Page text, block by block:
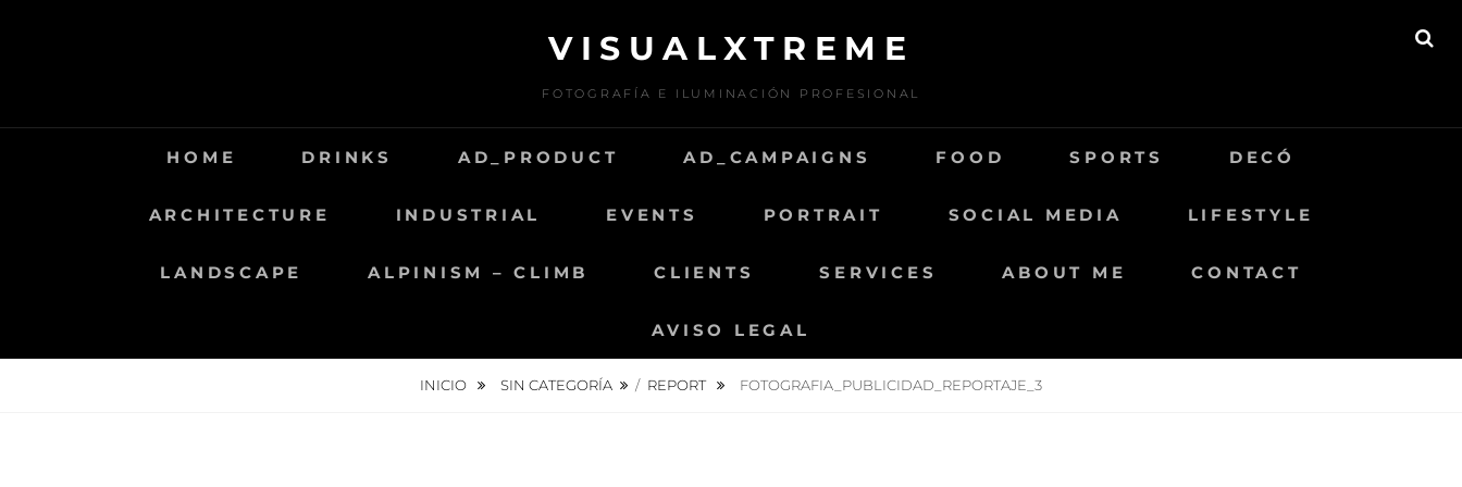
VISUALXTREME
FOTOGRAFÍA E ILUMINACIÓN PROFESIONAL
HOME DRINKS AD_PRODUCT AD_CAMPAIGNS FOOD SPORTS DECÓ
ARCHITECTURE INDUSTRIAL EVENTS PORTRAIT SOCIAL MEDIA LIFESTYLE
LANDSCAPE ALPINISM – CLIMB CLIENTS SERVICES ABOUT ME CONTACT
AVISO LEGAL
INICIO SIN CATEGORÍA / REPORT FOTOGRAFIA_PUBLICIDAD_REPORTAJE_3